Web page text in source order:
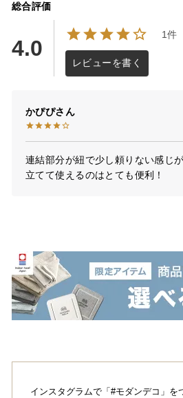
温調節の
通気性の
総合評価
4.0
1件
レビューを書く
かぴぴ
連結部分が紐で少し頼りない感じ
立てて使えるのはとても便利！
インスタグラムで「#モダンデコ」を